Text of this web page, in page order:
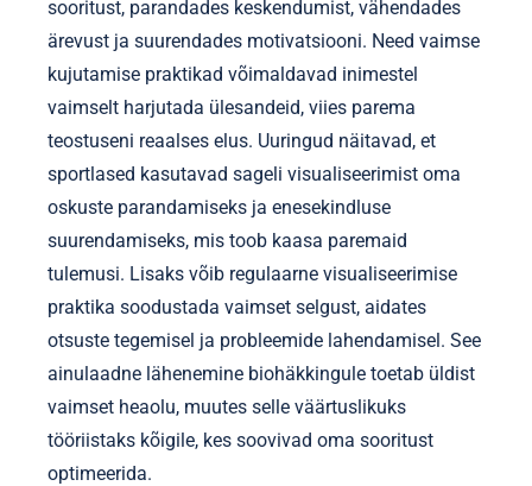
sooritust, parandades keskendumist, vähendades
ärevust ja suurendades motivatsiooni. Need vaimse
kujutamise praktikad võimaldavad inimestel
vaimselt harjutada ülesandeid, viies parema
teostuseni reaalses elus. Uuringud näitavad, et
sportlased kasutavad sageli visualiseerimist oma
oskuste parandamiseks ja enesekindluse
suurendamiseks, mis toob kaasa paremaid
tulemusi. Lisaks võib regulaarne visualiseerimise
praktika soodustada vaimset selgust, aidates
otsuste tegemisel ja probleemide lahendamisel. See
ainulaadne lähenemine biohäkkingule toetab üldist
vaimset heaolu, muutes selle väärtuslikuks
tööriistaks kõigile, kes soovivad oma sooritust
optimeerida.